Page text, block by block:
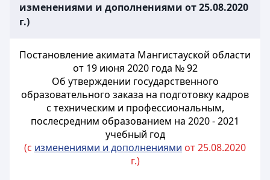
изменениями и дополнениями от 25.08.2020
г.)
Постановление акимата Мангистауской области
от 19 июня 2020 года № 92
Об утверждении государственного
образовательного заказа на подготовку кадров
с техническим и профессиональным,
послесредним образованием на 2020 - 2021
учебный год
(с изменениями и дополнениями от 25.08.2020
г.)